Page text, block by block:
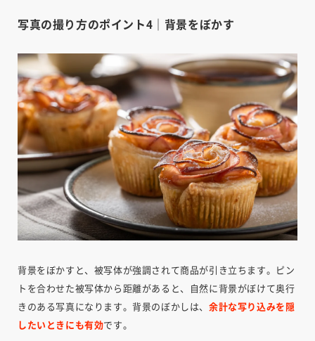
写真の撮り方のポイント4｜背景をぼかす
背景をぼかすと、被写体が強調されて商品が引き立ちます。ピン
トを合わせた被写体から距離があると、自然に背景がぼけて奥行
きのある写真になります。背景のぼかしは、 余計な写り込みを隠
したいときにも有効です。